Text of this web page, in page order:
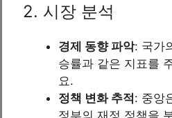
2. 시장 분석
경제 동향 파악: 국가
승률과 같은 지표를
요.
정책 변화 추적: 중앙
정부의 재정 정책을